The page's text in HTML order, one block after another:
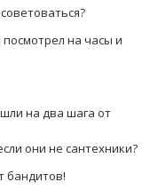
на часы и
на два шага от
они не сантехники?
бандитов!